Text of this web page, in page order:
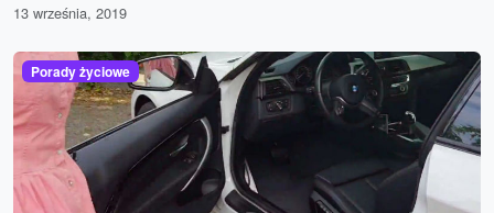
13 września, 2019
Porady życiowe